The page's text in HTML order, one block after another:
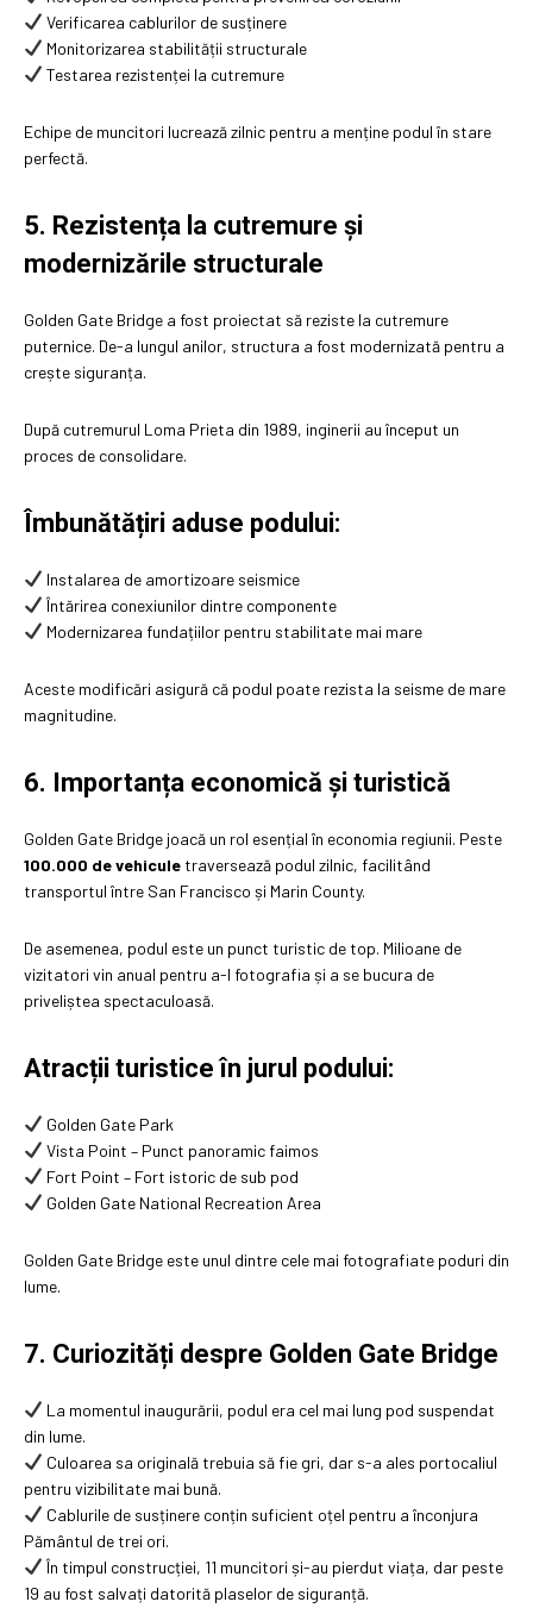
Verificarea cablurilor de susținere
Monitorizarea stabilității structurale
Testarea rezistenței la cutremure
Echipe de muncitori lucrează zilnic pentru a menține podul în stare
perfectă.
5. Rezistența la cutremure și
modernizările structurale
Golden Gate Bridge a fost proiectat să reziste la cutremure
puternice. De-a lungul anilor, structura a fost modernizată pentru a
crește siguranța.
După cutremurul Loma Prieta din 1989, inginerii au început un
proces de consolidare.
Îmbunătățiri aduse podului:
Instalarea de amortizoare seismice
Întărirea conexiunilor dintre componente
Modernizarea fundațiilor pentru stabilitate mai mare
Aceste modificări asigură că podul poate rezista la seisme de mare
magnitudine.
6. Importanța economică și turistică
Golden Gate Bridge joacă un rol esențial în economia regiunii. Peste
100.000 de vehicule traversează podul zilnic, facilitând
transportul între San Francisco și Marin County.
De asemenea, podul este un punct turistic de top. Milioane de
vizitatori vin anual pentru a-l fotografia și a se bucura de
priveliștea spectaculoasă.
Atracții turistice în jurul podului:
Golden Gate Park
Vista Point – Punct panoramic faimos
Fort Point – Fort istoric de sub pod
Golden Gate National Recreation Area
Golden Gate Bridge este unul dintre cele mai fotografiate poduri din
lume.
7. Curiozități despre Golden Gate Bridge
La momentul inaugurării, podul era cel mai lung pod suspendat
din lume.
Culoarea sa originală trebuia să fie gri, dar s-a ales portocaliul
pentru vizibilitate mai bună.
Cablurile de susținere conțin suficient oțel pentru a înconjura
Pământul de trei ori.
În timpul construcției, 11 muncitori și-au pierdut viața, dar peste
19 au fost salvați datorită plaselor de siguranță.